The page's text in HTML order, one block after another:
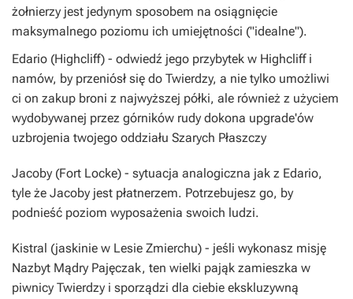
żołnierzy jest jedynym sposobem na osiągnięcie
maksymalnego poziomu ich umiejętności ("idealne").
Edario (Highcliff) - odwiedź jego przybytek w Highcliff i
namów, by przeniósł się do Twierdzy, a nie tylko umożliwi
ci on zakup broni z najwyższej półki, ale również z użyciem
wydobywanej przez górników rudy dokona upgrade'ów
uzbrojenia twojego oddziału Szarych Płaszczy
Jacoby (Fort Locke) - sytuacja analogiczna jak z Edario,
tyle że Jacoby jest płatnerzem. Potrzebujesz go, by
podnieść poziom wyposażenia swoich ludzi.
Kistral (jaskinie w Lesie Zmierchu) - jeśli wykonasz misję
Nazbyt Mądry Pajęczak, ten wielki pająk zamieszka w
piwnicy Twierdzy i sporządzi dla ciebie ekskluzywną